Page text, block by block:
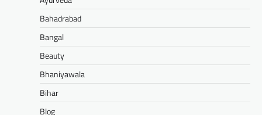
Bahadrabad
Bangal
Beauty
Bhaniyawala
Bihar
Blog